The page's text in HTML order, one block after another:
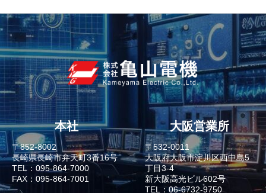
本社
〒852-8002
長崎県長崎市弁天町3番16号
TEL：095-864-7000
FAX：095-864-7001
大阪営業所
〒532-0011
大阪府大阪市淀川区西中島5
丁目3-4
新大阪高光ビル602号
TEL：06-6732-9750